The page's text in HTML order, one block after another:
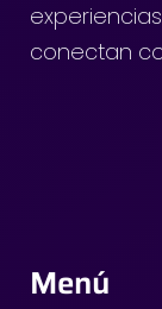
conectan
Menú